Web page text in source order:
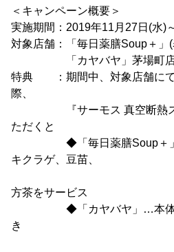
＜キャンペーン概要＞
実施期間：2019年11月27日(水)
対象店舗：「毎日薬膳Soup＋」
「カヤバヤ」茅場町
特典 ：期間中、対象店舗にて
際、
『サーモス 真空断熱スー
ただくと
◆「毎日薬膳Soup＋」…
キクラゲ、豆苗、
ボイル海老
方茶をサービス
◆「カヤバヤ」…本体価格
き